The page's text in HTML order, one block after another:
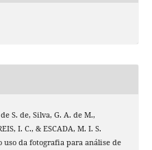
S. de, Silva, G. A. de M.,
I. C., & ESCADA, M. I. S.
da fotografia para análise de